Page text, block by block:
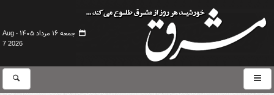
جمعه ۱۶ مرداد ۱۴۰۵ -
Aug
7 2026